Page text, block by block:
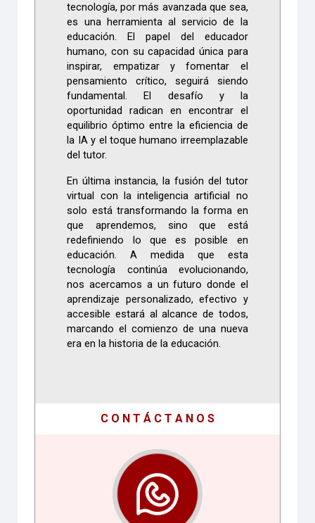
tecnología, por más avanzada que sea,
es una herramienta al servicio de la
educación. El papel del educador
humano, con su capacidad única para
inspirar, empatizar y fomentar el
pensamiento crítico, seguirá siendo
fundamental. El desafío y la
oportunidad radican en encontrar el
equilibrio óptimo entre la eficiencia de
la IA y el toque humano irreemplazable
del tutor.
En última instancia, la fusión del tutor
virtual con la inteligencia artificial no
solo está transformando la forma en
que aprendemos, sino que está
redefiniendo lo que es posible en
educación. A medida que esta
tecnología continúa evolucionando,
nos acercamos a un futuro donde el
aprendizaje personalizado, efectivo y
accesible estará al alcance de todos,
marcando el comienzo de una nueva
era en la historia de la educación.
C O N T Á C T A N O S